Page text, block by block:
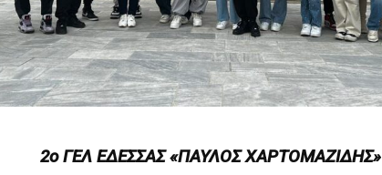
2ο ΓΕΛ ΕΔΕΣΣΑΣ «ΠΑΥΛΟΣ ΧΑΡΤΟΜΑΖΙΔΗΣ»